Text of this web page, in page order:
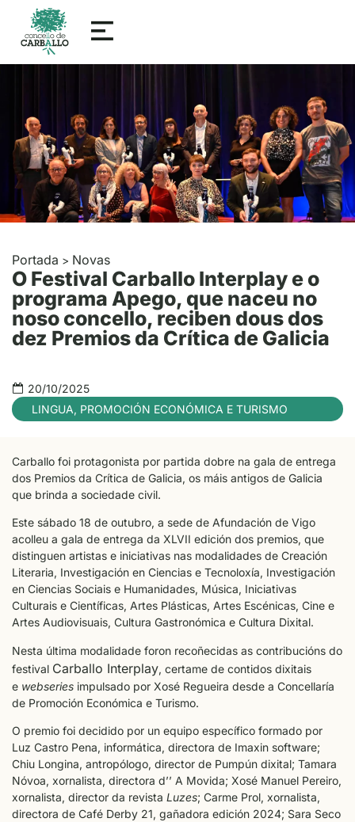
Portada > Novas
O Festival Carballo Interplay e o
programa Apego, que naceu no
noso concello, reciben dous dos
dez Premios da Crítica de Galicia
20/10/2025
LINGUA, PROMOCIÓN ECONÓMICA E TURISMO
Carballo foi protagonista por partida dobre na gala de entrega
dos Premios da Crítica de Galicia, os máis antigos de Galicia
que brinda a sociedade civil.
Este sábado 18 de outubro, a sede de Afundación de Vigo
acolleu a gala de entrega da XLVII edición dos premios, que
distinguen artistas e iniciativas nas modalidades de Creación
Literaria, Investigación en Ciencias e Tecnoloxía, Investigación
en Ciencias Sociais e Humanidades, Música, Iniciativas
Culturais e Científicas, Artes Plásticas, Artes Escénicas, Cine e
Artes Audiovisuais, Cultura Gastronómica e Cultura Dixital.
Nesta última modalidade foron recoñecidas as contribucións do
festival Carballo Interplay, certame de contidos dixitais
e webseries impulsado por Xosé Regueira desde a Concellaría
de Promoción Económica e Turismo.
O premio foi decidido por un equipo específico formado por
Luz Castro Pena, informática, directora de Imaxin software;
Chiu Longina, antropólogo, director de Pumpún dixital; Tamara
Nóvoa, xornalista, directora d’’ A Movida; Xosé Manuel Pereiro,
xornalista, director da revista Luzes; Carme Prol, xornalista,
directora de Café Derby 21, gañadora edición 2024; Sara Seco